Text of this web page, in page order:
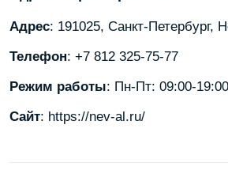
Адрес: 191025, Санкт-Петербург,
Телефон: +7 812 325-75-77
Режим работы: Пн-Пт: 09:00-
Сайт: https://nev-al.ru/